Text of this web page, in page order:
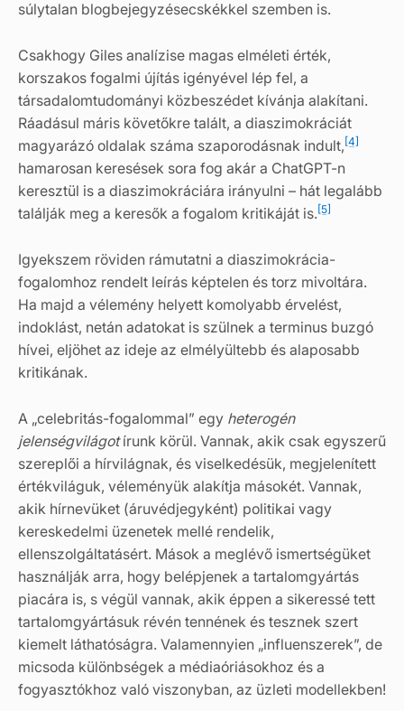
súlytalan blogbejegyzésecskékkel szemben is.
Csakhogy Giles analízise magas elméleti érték,
korszakos fogalmi újítás igényével lép fel, a
társadalomtudományi közbeszédet kívánja alakítani.
Ráadásul máris követőkre talált, a diaszimokráciát
magyarázó oldalak száma szaporodásnak indult,[4]
hamarosan keresések sora fog akár a ChatGPT-n
keresztül is a diaszimokráciára irányulni – hát legalább
találják meg a keresők a fogalom kritikáját is.[5]
Igyekszem röviden rámutatni a diaszimokrácia-
fogalomhoz rendelt leírás képtelen és torz mivoltára.
Ha majd a vélemény helyett komolyabb érvelést,
indoklást, netán adatokat is szülnek a terminus buzgó
hívei, eljöhet az ideje az elmélyültebb és alaposabb
kritikának.
A „celebritás-fogalommal” egy heterogén
jelenségvilágotírunk körül. Vannak, akik csak egyszerű
szereplői a hírvilágnak, és viselkedésük, megjelenített
értékviláguk, véleményük alakítja másokét. Vannak,
akik hírnevüket (áruvédjegyként) politikai vagy
kereskedelmi üzenetek mellé rendelik,
ellenszolgáltatásért. Mások a meglévő ismertségüket
használják arra, hogy belépjenek a tartalomgyártás
piacára is, s végül vannak, akik éppen a sikeressé tett
tartalomgyártásuk révén tennének és tesznek szert
kiemelt láthatóságra. Valamennyien „influenszerek”, de
micsoda különbségek a médiaóriásokhoz és a
fogyasztókhoz való viszonyban, az üzleti modellekben!